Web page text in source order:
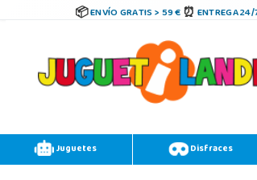
ENVÍO GRATIS > 59 € ENTREGA
Juguetes Disfraces